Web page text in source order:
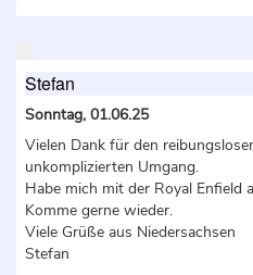
Stefan
Sonntag, 01.06.25
Vielen Dank für den
unkomplizierten Umgang.
Habe mich mit der Royal Enfield
Komme gerne wieder.
Viele Grüße aus Niedersachsen
Stefan